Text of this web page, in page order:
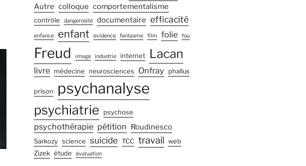
Autre colloque comportementalisme
contrôle dangerosité documentaire efficacité
enfance enfant evidence fantasme film folie fou
Freud image industrie internet Lacan
livre médecine neurosciences Onfray phallus
prison psychanalyse
psychiatrie psychose
psychothérapie pétition Roudinesco
Sarkozy science suicide TCC travail web
Zizek étude évaluation